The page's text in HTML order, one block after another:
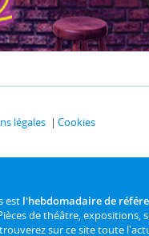
légales Cookies
est l'hebdomadaire de
de théâtre, expositions,
sur ce site toute